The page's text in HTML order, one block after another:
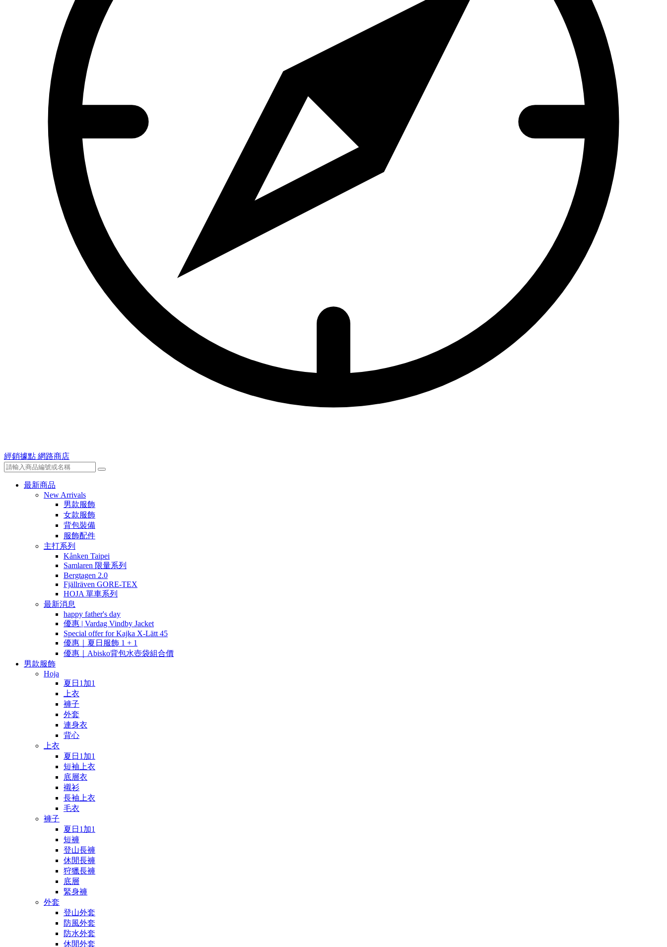
經銷據點 網路商店
最新商品
New Arrivals
男款服飾
女款服飾
背包裝備
服飾配件
主打系列
Kånken Taipei
Samlaren 限量系列
Bergtagen 2.0
Fjällräven GORE-TEX
HOJA 單車系列
最新消息
happy father's day
優惠 | Vardag Vindby Jacket
Special offer for Kajka X-Lätt 45
優惠｜夏日服飾 1 + 1
優惠｜Abisko背包水壺袋組合價
男款服飾
Hoja
夏日1加1
上衣
褲子
外套
連身衣
背心
上衣
夏日1加1
短袖上衣
底層衣
襯衫
長袖上衣
毛衣
褲子
夏日1加1
短褲
登山長褲
休閒長褲
狩獵長褲
底層
緊身褲
外套
登山外套
防風外套
防水外套
休閒外套